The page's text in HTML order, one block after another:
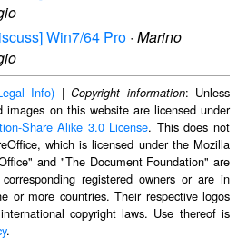
Win7/64 Pro · Marino
Info) |Copyright information: Unless
images on this website are licensed under
Share Alike 3.0 License. This does not
which is licensed under the Mozilla
and "The Document Foundation" are
registered owners or are in
or more countries. Their respective logos
copyright laws. Use thereof is
.